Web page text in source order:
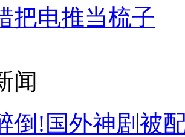
把电推当梳子
闻
倒!国外神剧被